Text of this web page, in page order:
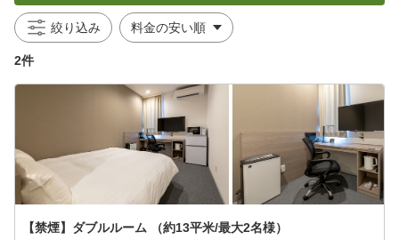
＜コンテナ1台1客室だから隣が気にならず「のびのびステイ」＞
黒部市への出張・ビジネス利用、観光の拠点におすすめ◎
【客室】
適にお過ごしいただける設備を備えています。
軽食（冷凍食品）＆ホットドリンク付。アメニティ各種もご用
【駐車場】
無料/客室から至近のため、まるで自宅のように滞在いただけま
す。
①予約後、ホテルより、お客様のメールアドレスに「予約完了」
絞り込み
2件
【禁煙】ダブルルーム （約13平米/最大2名様）